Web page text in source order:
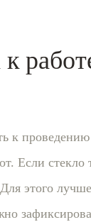
к проведению
Если стекло
этого